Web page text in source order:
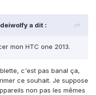
a dit :
mon HTC one 2013.
c'est pas banal ça,
ce souhait. Je suppose
non pas les mêmes